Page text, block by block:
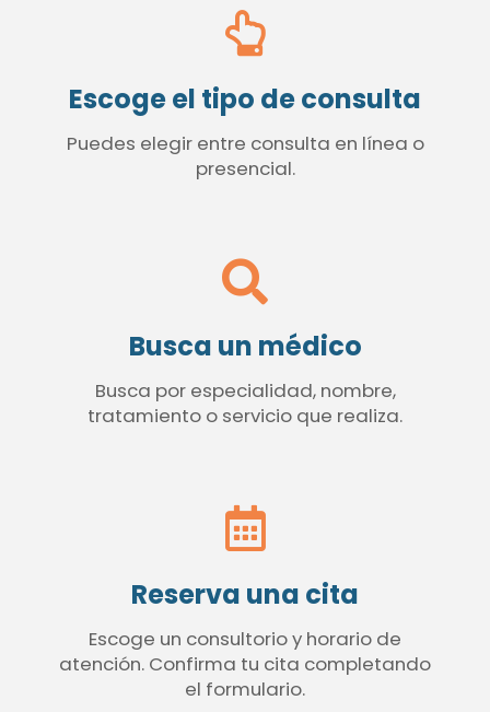
Escoge el tipo de consulta
Puedes elegir entre consulta en línea o
presencial.
Busca un médico
Busca por especialidad, nombre,
tratamiento o servicio que realiza.
Reserva una cita
Escoge un consultorio y horario de
atención. Confirma tu cita completando
el formulario.